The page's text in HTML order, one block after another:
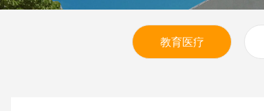
教育医疗